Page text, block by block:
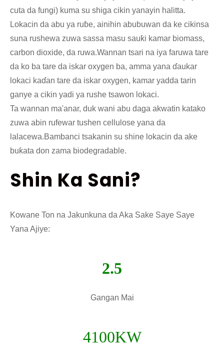
cuta da fungi) kuma su shiga cikin yanayin halitta.
Lokacin da abu ya ruɓe, ainihin abubuwan da ke cikinsa
suna rushewa zuwa sassa masu sauƙi kamar biomass,
carbon dioxide, da ruwa.Wannan tsari na iya faruwa tare
da ko ba tare da iskar oxygen ba, amma yana ɗaukar
lokaci kaɗan tare da iskar oxygen, kamar yadda tarin
ganye a cikin yadi ya rushe tsawon lokaci.
Ta wannan ma'anar, duk wani abu daga akwatin katako
zuwa abin rufewar tushen cellulose yana da
lalacewa.Bambanci tsakanin su shine lokacin da ake
buƙata don zama biodegradable.
Shin Ka Sani?
Kowane Ton na Jakunkuna da Aka Sake Saye Saye
Yana Ajiye:
2.5
Gangan Mai
4100KW